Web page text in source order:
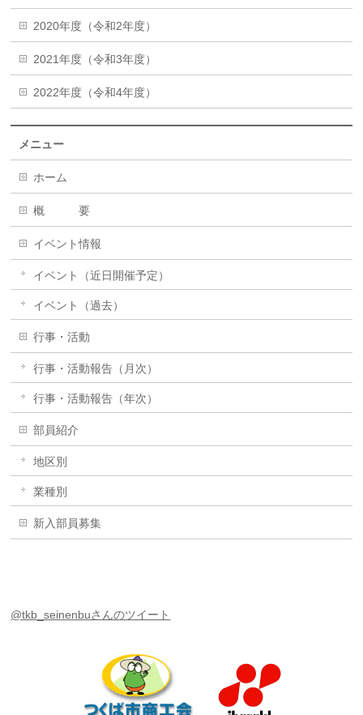
2020年度（令和2年度）
2021年度（令和3年度）
2022年度（令和4年度）
メニュー
ホーム
概 要
イベント情報
イベント（近日開催予定）
イベント（過去）
行事・活動
行事・活動報告（月次）
行事・活動報告（年次）
部員紹介
地区別
業種別
新入部員募集
@tkb_seinenbuさんのツイート